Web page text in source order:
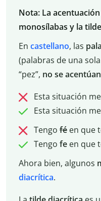
Nota: La
monosílabas y la
En castellano, las
(palabras de una sola
“pez”, no se acentúan
Esta situación me
Esta situación me
Tengo féen que
Tengo feen que
Ahora bien, algunos
diacrítica.